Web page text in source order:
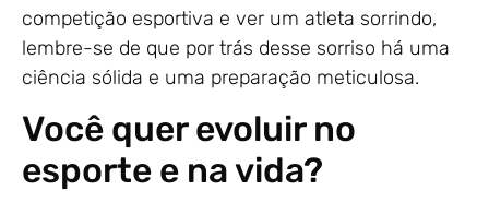
competição esportiva e ver um atleta sorrindo,
lembre-se de que por trás desse sorriso há uma
ciência sólida e uma preparação meticulosa.
Você quer evoluir no
esporte e na vida?